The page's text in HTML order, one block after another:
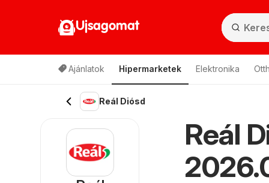
Ujsagomat
Ajánlatok Hipermarketek Elektronika
Reál Diósd
Reál